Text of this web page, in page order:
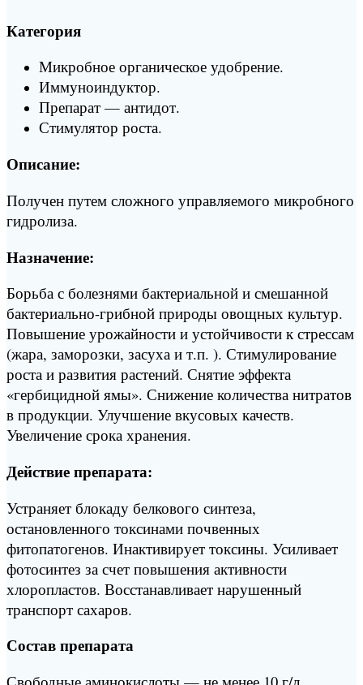
Категория
Микробное органическое удобрение.
Иммуноиндуктор.
Препарат — антидот.
Стимулятор роста.
Описание:
Получен путем сложного управляемого микробного
гидролиза.
Назначение:
Борьба с болезнями бактериальной и смешанной
бактериально-грибной природы овощных культур.
Повышение урожайности и устойчивости к стрессам
(жара, заморозки, засуха и т.п. ). Стимулирование
роста и развития растений. Снятие эффекта
«гербицидной ямы». Снижение количества нитратов
в продукции. Улучшение вкусовых качеств.
Увеличение срока хранения.
Действие препарата:
Устраняет блокаду белкового синтеза,
остановленного токсинами почвенных
фитопатогенов. Инактивирует токсины. Усиливает
фотосинтез за счет повышения активности
хлоропластов. Восстанавливает нарушенный
транспорт сахаров.
Состав препарата